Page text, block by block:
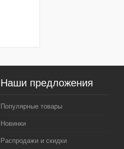
Наши предложения
Популярные товары
Новинки
Распродажи и скидки